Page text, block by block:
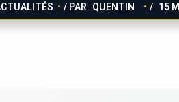
/ PAR QUENTIN / 15